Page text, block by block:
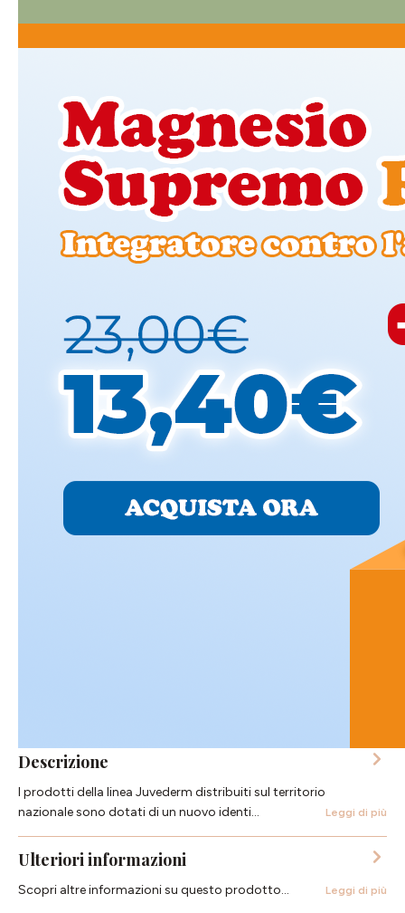
Descrizione
I prodotti della linea Juvederm distribuiti sul territorio
nazionale sono dotati di un nuovo identi…
Leggi di più
Ulteriori informazioni
Scopri altre informazioni su questo prodotto... Leggi di più